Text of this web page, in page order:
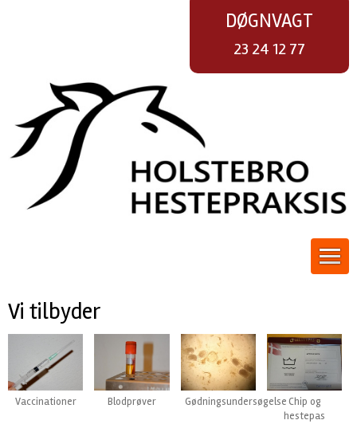
DØGNVAGT
23 24 12 77
Vi tilbyder
Vaccinationer Blodprøver GødningsundersøgelseChip og
hestepas